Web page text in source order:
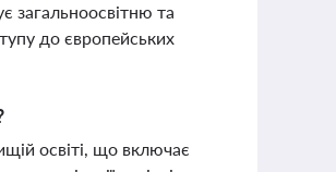
загальноосвітню та
до європейських
освіті, що включає